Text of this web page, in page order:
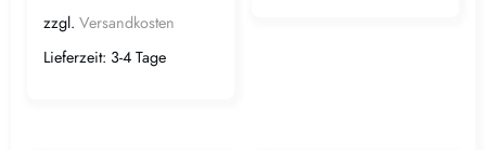
zzgl. Versandkosten
Lieferzeit: 3-4 Tage